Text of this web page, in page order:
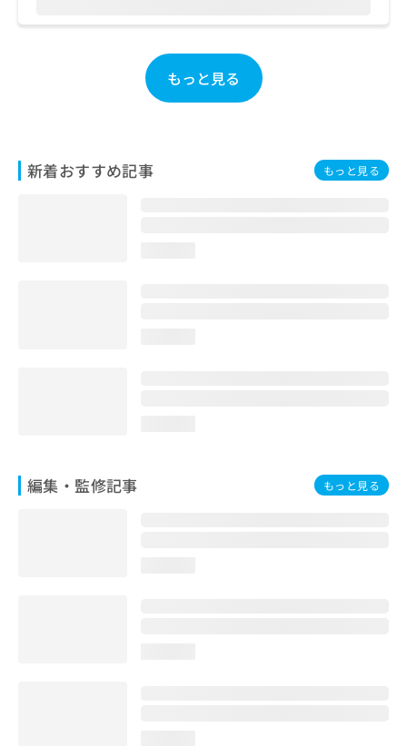
もっと見る
新着おすすめ記事 もっと見る
編集・監修記事 もっと見る
問
ら